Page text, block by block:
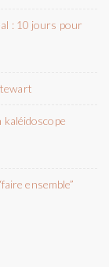
: 10 jours pour
kaléidoscope
ensemble”